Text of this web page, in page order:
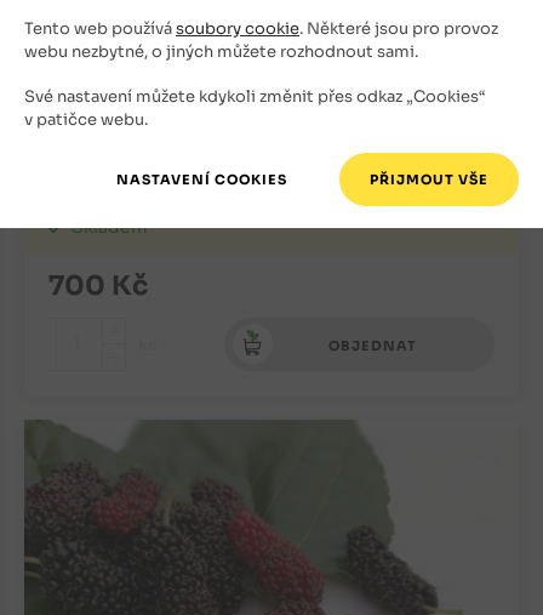
Tento web používásoubory cookie. Některé jsou pro provoz
webu nezbytné, o jiných můžete rozhodnout sami.
Své nastavení můžete kdykoli změnit přes odkaz „Cookies“
v patičce webu.
Ostatní okrasné stromy
Skladem
700 Kč
OBJEDNAT